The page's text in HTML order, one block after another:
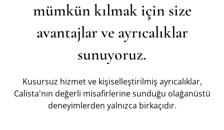
mümkün kılmak için size
avantajlar ve ayrıcalıklar
sunuyoruz.
Kusursuz hizmet ve kişiselleştirilmiş ayrıcalıklar,
Calista'nın değerli misafirlerine sunduğu olağanüstü
deneyimlerden yalnızca birkaçıdır.